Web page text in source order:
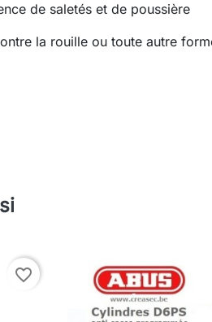
de saletés et de poussière
la rouille ou toute autre
favorite_border